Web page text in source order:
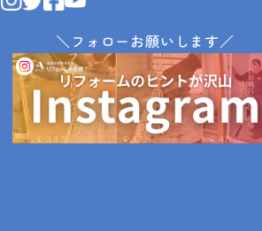
＼フォローお願いします／